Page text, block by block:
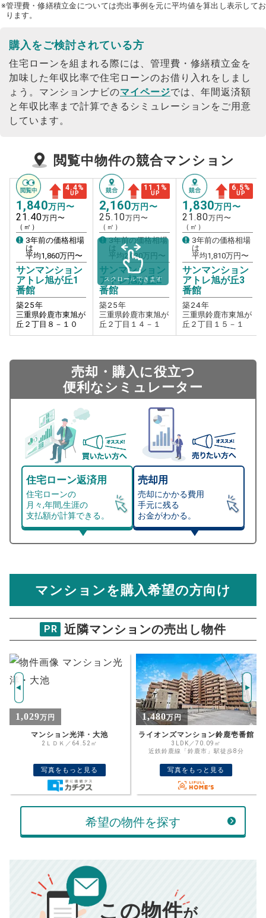
※管理費・修繕積立金については売出事例を元に平均値を算出し表示してお
ります。
購入をご検討されている方
住宅ローンを組まれる際には、管理費・修繕積立金を
加味した年収比率で住宅ローンのお借り入れをしまし
ょう。 マンションナビのマイページでは、年間返済額
と年収比率まで計算できるシミュレーションをご用意
しています。
閲覧中物件の競合マンション
4.4%
UP
1,840万円〜
21.40万円〜
（㎡）
3年前の価格相場
は
平均1,860万円〜
サンマンション
アトレ旭が丘1
番館
築25年
三重県鈴鹿市東旭が
丘２丁目８－１０
11.1 %
UP
2,160万円〜
25.10万円〜
（㎡）
3年前の価格相場
は
平均2,030万円〜
サンマンション
アトレ旭が丘2
番館
築25年
三重県鈴鹿市東旭が
丘２丁目１４－１
6.5%
UP
1,830万円〜
21.80万円〜
（㎡）
3年前の価格相場
は
平均1,810万円〜
サンマンション
アトレ旭が丘3
番館
築24年
三重県鈴鹿市東旭が
丘２丁目１５－１
スクロールできます
売却・購入に役立つ
便利なシミュレーター
住宅ローン返済用
住宅ローンの
月々,年間,生涯の
支払額が計算できる。
売却用
売却にかかる費用
手元に残る
お金がわかる。
総支払額シミュレーション
計算できます。
物件価格
万円
ご希望の
返済期間
年
住宅ローン
金利
ボーナス
返済金額
万円
万円
返済シミュレーション計算結果
毎月の支払額 834
マンション売却シミュレーター
から売却にかかる諸経費が自動で算出され、手元に残る
金額がわかります。
サンマンションアトレ旭が丘1番館
推定売却価格： 1842万円
資金計画のために査定額や希望売却価
格を入力して活用するのもおすすめ◎
売却価格
計算する
00万円
■仲介手数料／ 00万円
■売買契約書印紙／ 0
マンションを購入希望の方向け
PR 近隣マンションの売出し物件
1,480万円
ライオンズマンション鈴鹿壱番館
3LDK／70.09㎡
写真をもっと見る
1,580万円
アトレ旭が丘3番館
3LDK／78.20㎡
伊勢鉄道「玉垣」駅徒歩23分
写真をもっと見る
希望の物件を探す
この物件が